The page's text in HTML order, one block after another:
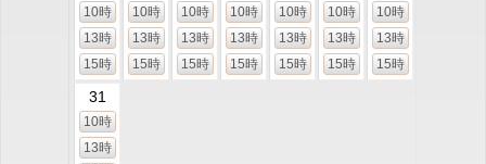
10時
13時
15時
10時
13時
15時
10時
13時
15時
10時
13時
15時
10時
13時
15時
10時
13時
15時
10時
13時
15時
31
10時
13時